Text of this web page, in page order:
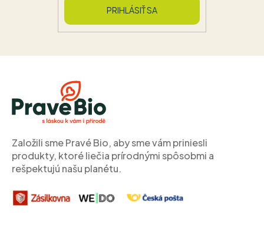
PRIHLÁSIŤ SA
Založili sme Pravé Bio, aby sme vám priniesli
produkty, ktoré liečia prírodnými spôsobmi a
rešpektujú našu planétu.